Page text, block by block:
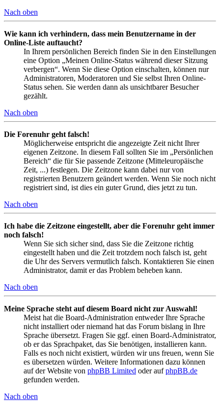
Nach oben
Wie kann ich verhindern, dass mein Benutzername in der
Online-Liste auftaucht?
In Ihrem persönlichen Bereich finden Sie in den Einstellungen
eine Option „Meinen Online-Status während dieser Sitzung
verbergen“. Wenn Sie diese Option einschalten, können nur
Administratoren, Moderatoren und Sie selbst Ihren Online-
Status sehen. Sie werden dann als unsichtbarer Besucher
gezählt.
Nach oben
Die Forenuhr geht falsch!
Möglicherweise entspricht die angezeigte Zeit nicht Ihrer
eigenen Zeitzone. In diesem Fall sollten Sie im „Persönlichen
Bereich“ die für Sie passende Zeitzone (Mitteleuropäische
Zeit, ...) festlegen. Die Zeitzone kann dabei nur von
registrierten Benutzern geändert werden. Wenn Sie noch nicht
registriert sind, ist dies ein guter Grund, dies jetzt zu tun.
Nach oben
Ich habe die Zeitzone eingestellt, aber die Forenuhr geht immer
noch falsch!
Wenn Sie sich sicher sind, dass Sie die Zeitzone richtig
eingestellt haben und die Zeit trotzdem noch falsch ist, geht
die Uhr des Servers vermutlich falsch. Kontaktieren Sie einen
Administrator, damit er das Problem beheben kann.
Nach oben
Meine Sprache steht auf diesem Board nicht zur Auswahl!
Meist hat die Board-Administration entweder Ihre Sprache
nicht installiert oder niemand hat das Forum bislang in Ihre
Sprache übersetzt. Fragen Sie ggf. einen Board-Administrator,
ob er das Sprachpaket, das Sie benötigen, installieren kann.
Falls es noch nicht existiert, würden wir uns freuen, wenn Sie
es übersetzen würden. Weitere Informationen dazu können
auf der Website von phpBB Limited oder aufphpBB.de
gefunden werden.
Nach oben